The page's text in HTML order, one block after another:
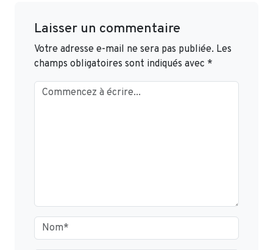
Laisser un commentaire
Votre adresse e-mail ne sera pas publiée. Les
champs obligatoires sont indiqués avec *